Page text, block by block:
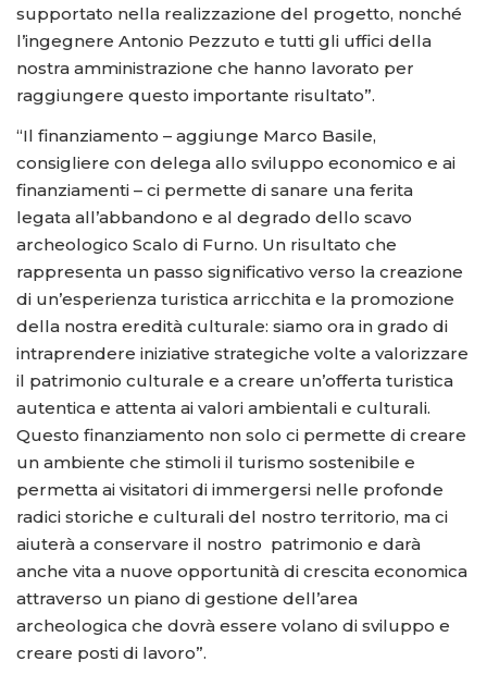
supportato nella realizzazione del progetto, nonché
l’ingegnere Antonio Pezzuto e tutti gli uffici della
nostra amministrazione che hanno lavorato per
raggiungere questo importante risultato”.
“Il finanziamento – aggiunge Marco Basile,
consigliere con delega allo sviluppo economico e ai
finanziamenti – ci permette di sanare una ferita
legata all’abbandono e al degrado dello scavo
archeologico Scalo di Furno. Un risultato che
rappresenta un passo significativo verso la creazione
di un’esperienza turistica arricchita e la promozione
della nostra eredità culturale: siamo ora in grado di
intraprendere iniziative strategiche volte a valorizzare
il patrimonio culturale e a creare un’offerta turistica
autentica e attenta ai valori ambientali e culturali.
Questo finanziamento non solo ci permette di creare
un ambiente che stimoli il turismo sostenibile e
permetta ai visitatori di immergersi nelle profonde
radici storiche e culturali del nostro territorio, ma ci
aiuterà a conservare il nostro patrimonio e darà
anche vita a nuove opportunità di crescita economica
attraverso un piano di gestione dell’area
archeologica che dovrà essere volano di sviluppo e
creare posti di lavoro”.